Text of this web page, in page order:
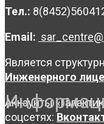
Тел.:
Email:
Является
Инженерного
Аккаунты
соцсетях: